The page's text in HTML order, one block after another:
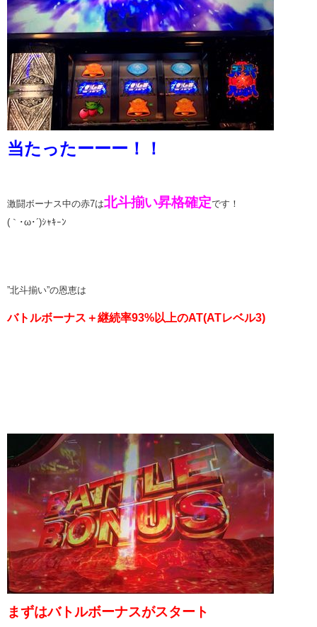
当たったーーー！！
激闘ボーナス中の赤7は北斗揃い昇格確定です！
(｀･ω･´)ｼｬｷｰﾝ
”北斗揃い”の恩恵は
バトルボーナス＋継続率93%以上のAT(ATレベル3)
まずはバトルボーナスがスタート